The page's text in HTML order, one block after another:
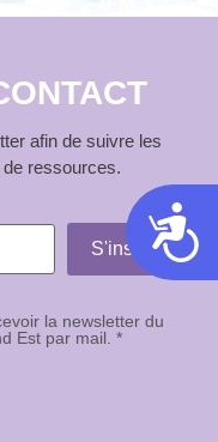
afin de suivre les
ressources.
la newsletter du
Est par mail. *